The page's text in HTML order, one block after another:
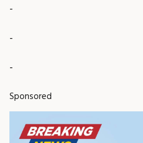
-
-
-
Sponsored